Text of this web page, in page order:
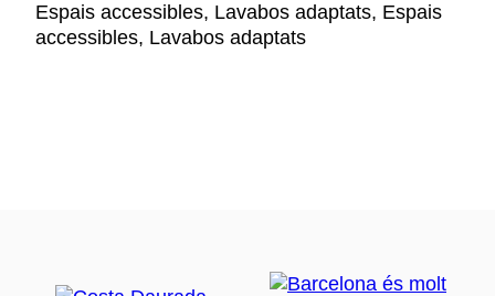
Espais accessibles, Lavabos adaptats, Espais
accessibles, Lavabos adaptats